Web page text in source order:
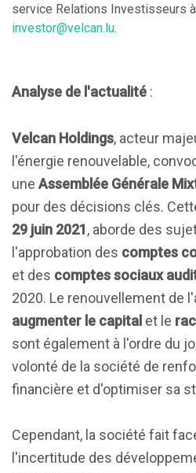
service Relations Investisseurs
investor@velcan.lu.
Analyse de l'actualité :
Velcan Holdings, acteur
l'énergie renouvelable,
une Assemblée Générale
pour des décisions clés.
29 juin 2021, aborde des
l'approbation des comptes
et des comptes sociaux
2020. Le renouvellement de
augmenter le capital et le
sont également à l'ordre du
volonté de la société de
financière et d'optimiser sa
Cependant, la société fait
l'incertitude des